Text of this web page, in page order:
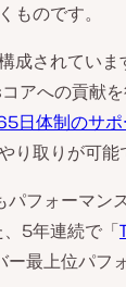
のです。
成されてい
アへの貢献
日体制のサ
取りが可能
フォーマン
5年連続で「
ー最上位パフ